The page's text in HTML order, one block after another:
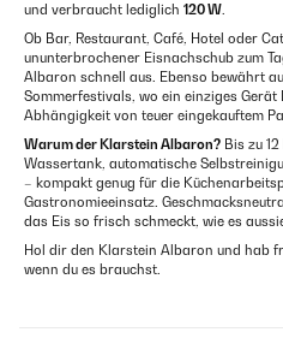
und verbraucht lediglich 120 W.
Ob Bar, Restaurant, Café, Hotel oder
ununterbrochener Eisnachschub zum
Albaron schnell aus. Ebenso bewährt
Sommerfestivals, wo ein einziges
Abhängigkeit von teuer eingekauftem
Warum der Klarstein Albaron? Bis zu
Wassertank, automatische
– kompakt genug für die
Gastronomieeinsatz.
das Eis so frisch schmeckt, wie es
Hol dir den Klarstein Albaron und hab
wenn du es brauchst.